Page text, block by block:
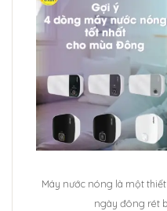
Máy nước nóng là một
ngày đông rét